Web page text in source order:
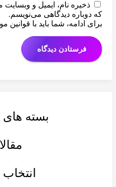
ذخیره نام، ایمیل و
که دوباره دیدگاهی می‌نویسم.
برای ادامه، شما باید با قوانین
فرستادن دیدگاه
بسته